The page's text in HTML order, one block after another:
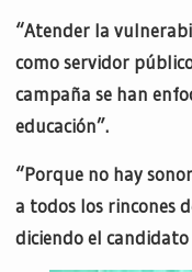
“Atender la
como servidor
campaña se han
educación”.
“Porque no hay
a todos los rincones
diciendo el